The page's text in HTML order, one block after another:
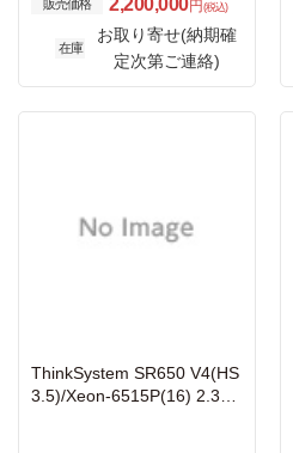
W(800W×2)/OSなし/3年保
証9x5(CRU-NBD)/SS
販売価格 2,200,000円 (税込)
在庫
お取り寄せ(納期確
定次第ご連絡)
ThinkSystem SR650 V4(HS
3.5)/Xeon-6515P(16) 2.30G